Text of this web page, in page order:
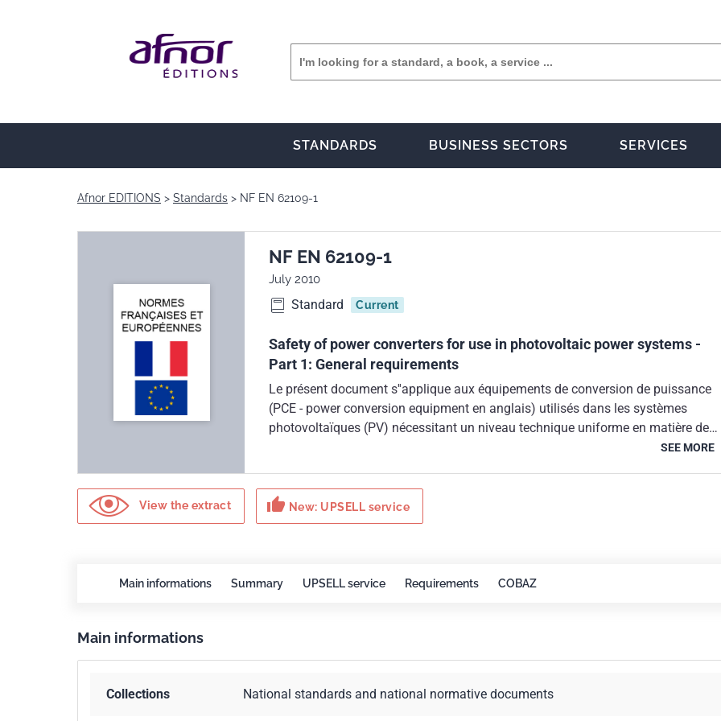
STANDARDS BUSINESS SECTORS SERVICES
Afnor EDITIONS Standards NF EN 62109-1
NF EN 62109-1
July 2010
Standard Current
Safety of power converters for use in photovoltaic power systems -
Part 1: General requirements
Le présent document s''applique aux équipements de conversion de puissance
(PCE - power conversion equipment en anglais) utilisés dans les systèmes
photovoltaïques (PV) nécessitant un niveau technique uniforme en matière de
sécurité. Le présent document définit les exigences minimales relatives à la
électriques, les risques liés à l''électricité, les incendies, les dangers mécaniques
autres dangers Le présent document entre dans le champ d''application de la
Directive "Basse tension" n° 2006/95/CE du 12/12/2006 et de la Directive n°
disposition sur le marché du matériel électrique destiné à être employé dans
SEE MORE
View the extract thumb_up New: UPSELL service
Main informations Summary UPSELL service Requirements COBAZ
Main informations
Collections National standards and national normative documents